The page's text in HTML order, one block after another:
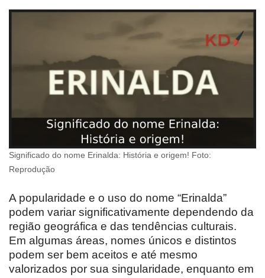
Significado do nome Erinalda: História e origem! Foto:
Reprodução
A popularidade e o uso do nome “Erinalda”
podem variar significativamente dependendo da
região geográfica e das tendências culturais.
Em algumas áreas, nomes únicos e distintos
podem ser bem aceitos e até mesmo
valorizados por sua singularidade, enquanto em